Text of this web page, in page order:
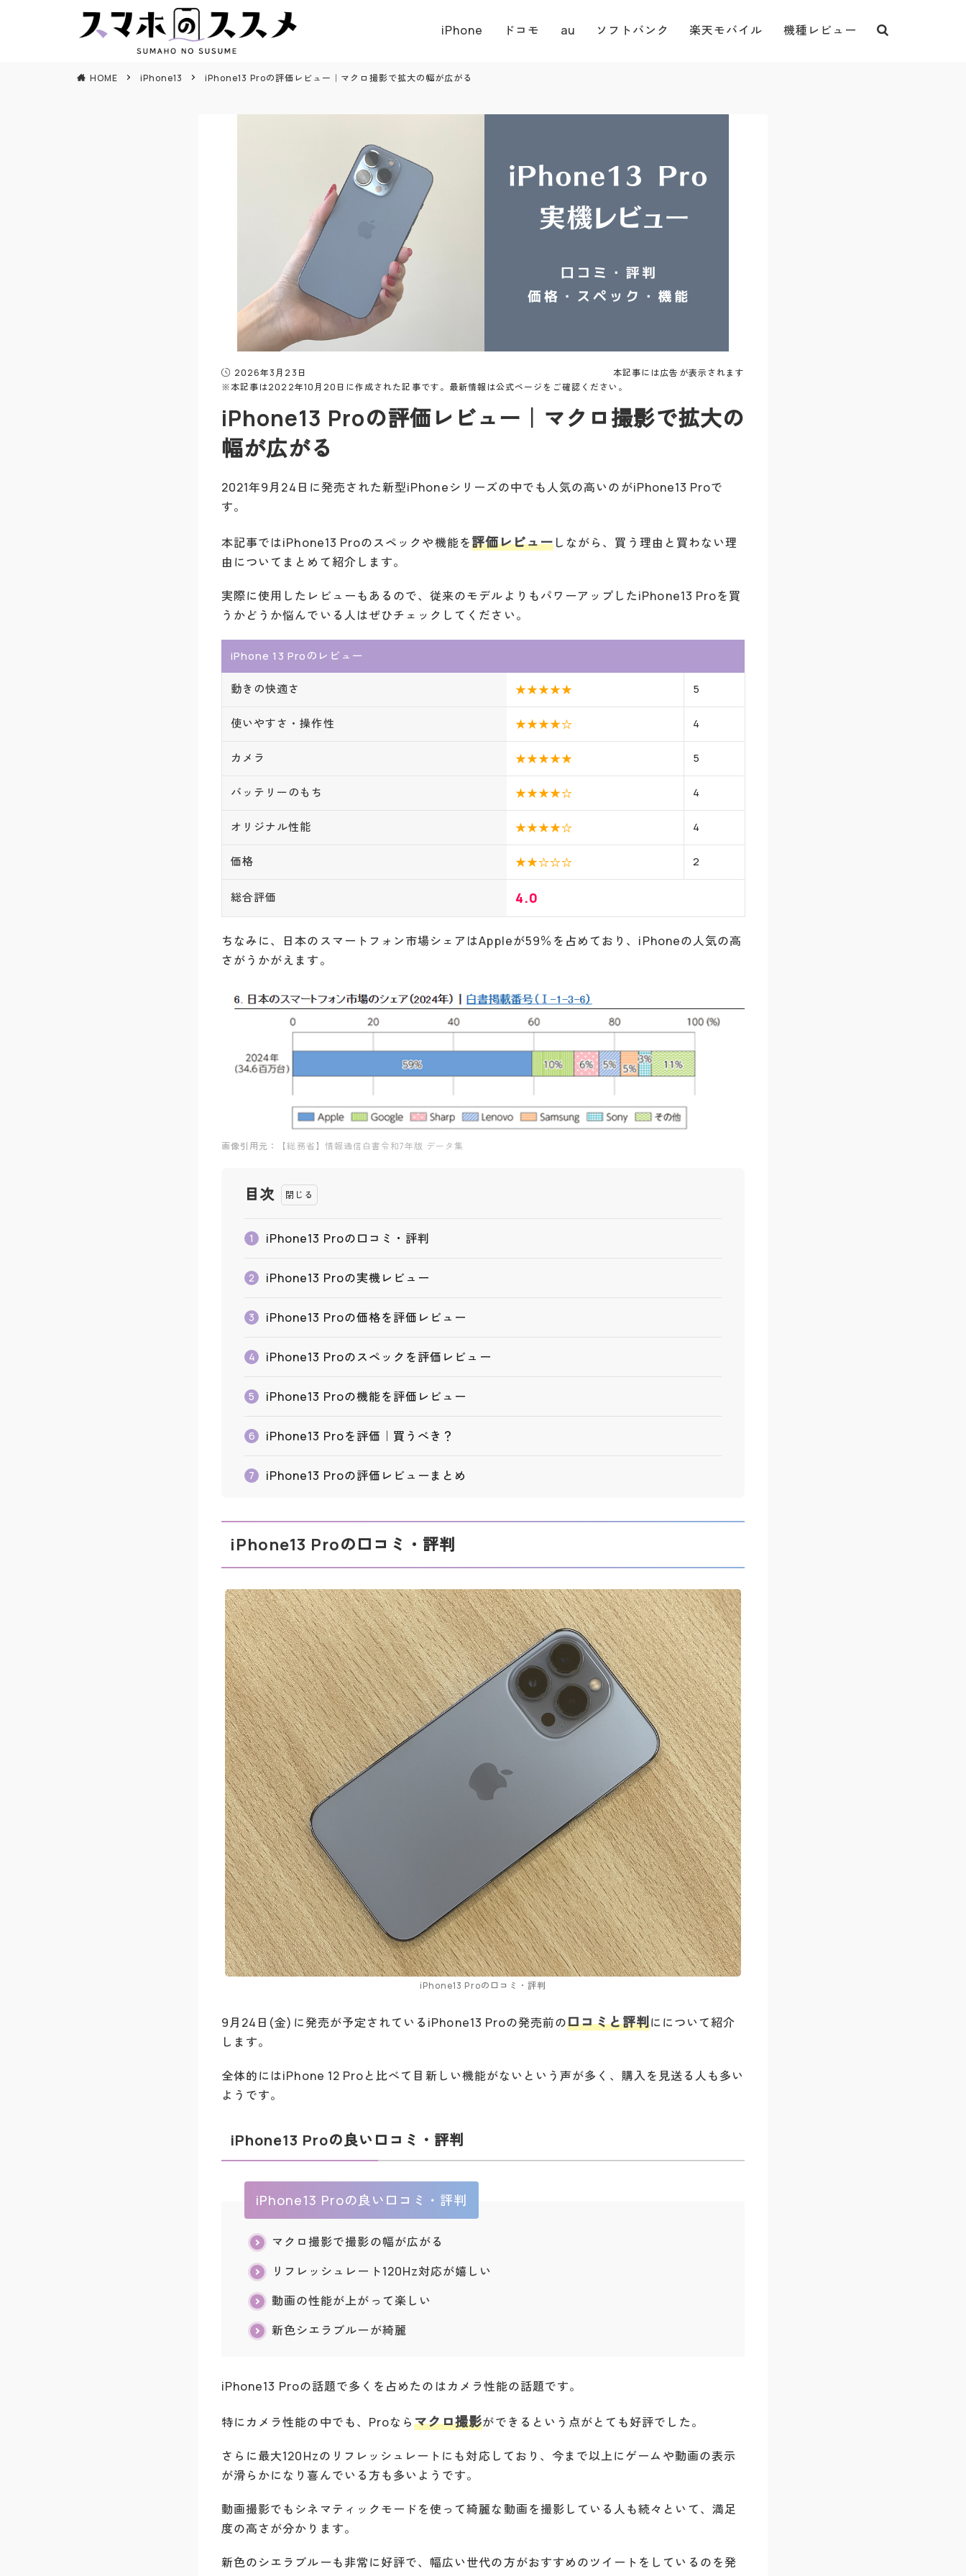
iPhone ドコモ au ソフトバンク 楽天モバイル 機種レビュー
HOME iPhone13 iPhone13 Proの評価レビュー｜マクロ撮影で拡大の幅が広がる
2026年3月23日
本記事には広告が表示されます
※本記事は2022年10月20日に作成された記事です。最新情報は公式ページをご確認ください。
iPhone13 Proの評価レビュー｜マクロ撮影で拡大の
幅が広がる
2021年9月24日に発売された新型iPhoneシリーズの中でも人気の高いのがiPhone13 Proで
す。
本記事ではiPhone13 Proのスペックや機能を評価レビューしながら、買う理由と買わない理
由についてまとめて紹介します。
実際に使用したレビューもあるので、従来のモデルよりもパワーアップしたiPhone13 Proを買
うかどうか悩んでいる人はぜひチェックしてください。
iPhone 13 Proのレビュー
動きの快適さ ★★★★★ 5
使いやすさ・操作性 ★★★★☆ 4
カメラ ★★★★★ 5
バッテリーのもち ★★★★☆ 4
オリジナル性能 ★★★★☆ 4
価格 ★★☆☆☆ 2
総合評価 4.0
ちなみに、日本のスマートフォン市場シェアはAppleが59％を占めており、iPhoneの人気の高
さがうかがえます。
画像引用元： 【総務省】情報通信白書令和7年版 データ集
目次
1 iPhone13 Proの口コミ・評判
2 iPhone13 Proの実機レビュー
3 iPhone13 Proの価格を評価レビュー
4 iPhone13 Proのスペックを評価レビュー
5 iPhone13 Proの機能を評価レビュー
6 iPhone13 Proを評価｜買うべき？
7 iPhone13 Proの評価レビューまとめ
iPhone13 Proの口コミ・評判
iPhone13 Proの口コミ・評判
9月24日(金)に発売が予定されているiPhone13 Proの発売前の口コミと評判にについて紹介
します。
全体的にはiPhone 12 Proと比べて目新しい機能がないという声が多く、購入を見送る人も多い
ようです。
iPhone13 Proの良い口コミ・評判
iPhone13 Proの良い口コミ・評判
マクロ撮影で撮影の幅が広がる
リフレッシュレート120Hz対応が嬉しい
動画の性能が上がって楽しい
新色シエラブルーが綺麗
iPhone13 Proの話題で多くを占めたのはカメラ性能の話題です。
特にカメラ性能の中でも、Proならマクロ撮影ができるという点がとても好評でした。
さらに最大120Hzのリフレッシュレートにも対応しており、今まで以上にゲームや動画の表示
が滑らかになり喜んでいる方も多いようです。
動画撮影でもシネマティックモードを使って綺麗な動画を撮影している人も続々といて、満足
度の高さが分かります。
新色のシエラブルーも非常に好評で、幅広い世代の方がおすすめのツイートをしているのを発